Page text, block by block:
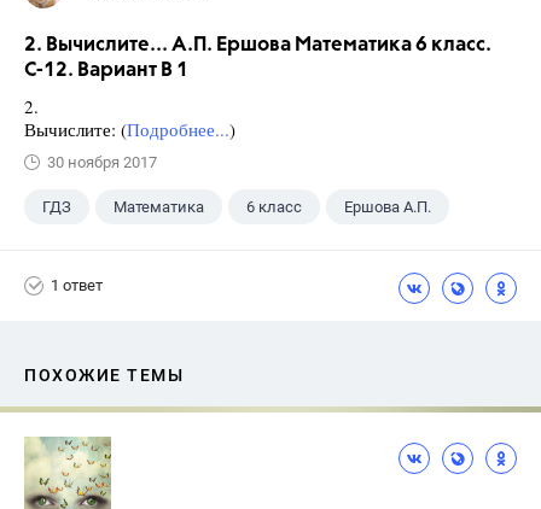
2. Вычислите... А.П. Ершова Математика 6 класс.
С-12. Вариант В 1
2.
Вычислите: (Подробнее...)
30 ноября 2017
ГДЗ Математика 6 класс Ершова А.П.
1 ответ
ПОХОЖИЕ ТЕМЫ